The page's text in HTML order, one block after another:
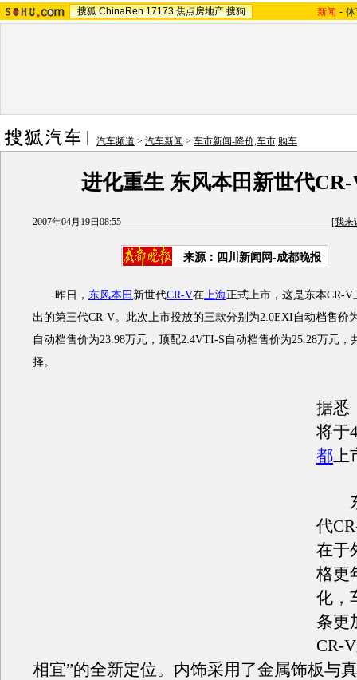
搜狐 ChinaRen 17173 焦点房地产 搜狗 新闻 -
汽车频道 > 汽车新闻 > 车市新闻-降价,车市,购车
进化重生 东风本田新世代
2007年04月19日08:55 [我来
来源：四川新闻网-成都晚报
昨日， 东风本田 新世代CR-V在上海正式上市，这是东本CR-
出的第三代CR-V。此次上市投放的三款分别为2.0EXI自动档售价
自动档售价为23.98万元，顶配2.4VTI-S自动档售价为25.28万元，
择。
据悉
将于
都上
代
在于
格更
化，
条更
CR-
相宜”的全新定位。内饰采用了金属饰板与